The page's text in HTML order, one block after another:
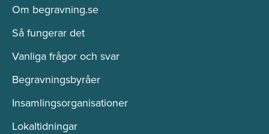
Om begravning.se
Så fungerar det
Vanliga frågor och svar
Begravningsbyråer
Insamlingsorganisationer
Lokaltidningar